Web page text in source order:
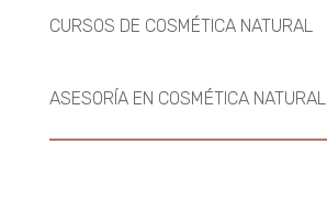
CURSOS DE COSMÉTICA NATURAL
ASESORÍA EN COSMÉTICA NATURAL